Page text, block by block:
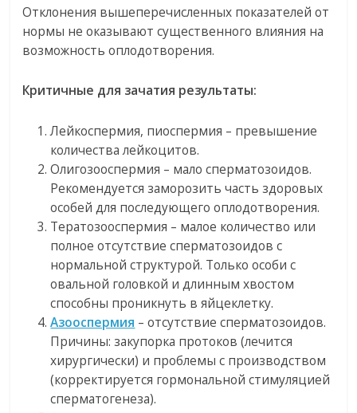
Отклонения вышеперечисленных показателей от
нормы не оказывают существенного влияния на
возможность оплодотворения.
Критичные для зачатия результаты:
Лейкоспермия, пиоспермия – превышение
количества лейкоцитов.
Олигозооспермия – мало сперматозоидов.
Рекомендуется заморозить часть здоровых
особей для последующего оплодотворения.
Тератозооспермия – малое количество или
полное отсутствие сперматозоидов с
нормальной структурой. Только особи с
овальной головкой и длинным хвостом
способны проникнуть в яйцеклетку.
Азооспермия – отсутствие сперматозоидов.
Причины: закупорка протоков (лечится
хирургически) и проблемы с производством
(корректируется гормональной стимуляцией
сперматогенеза).